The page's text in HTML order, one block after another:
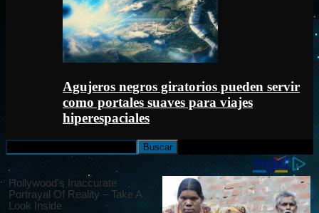
Agujeros negros giratorios pueden servir
como portales suaves para viajes
hiperespaciales